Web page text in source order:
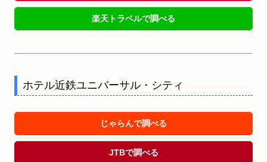
楽天トラベルで調べる
ホテル近鉄ユニバーサル・シティ
じゃらんで調べる
JTBで調べる